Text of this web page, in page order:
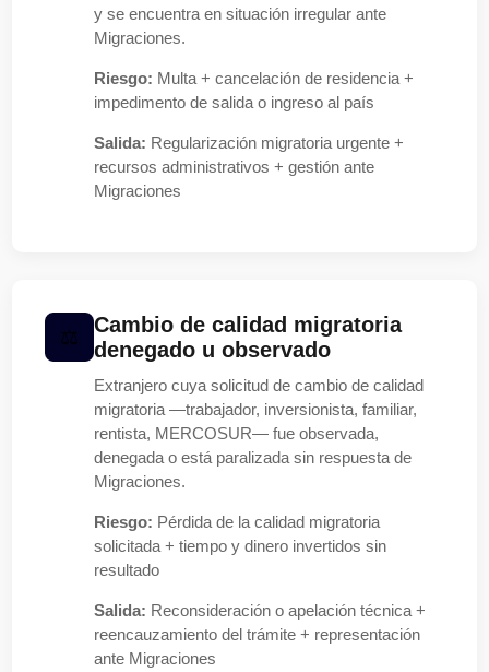
y se encuentra en situación irregular ante
Migraciones.
Riesgo: Multa + cancelación de residencia +
impedimento de salida o ingreso al país
Salida: Regularización migratoria urgente +
recursos administrativos + gestión ante
Migraciones
Cambio de calidad migratoria
denegado u observado
Extranjero cuya solicitud de cambio de calidad
migratoria —trabajador, inversionista, familiar,
rentista, MERCOSUR— fue observada,
denegada o está paralizada sin respuesta de
Migraciones.
Riesgo: Pérdida de la calidad migratoria
solicitada + tiempo y dinero invertidos sin
resultado
Salida: Reconsideración o apelación técnica +
reencauzamiento del trámite + representación
ante Migraciones